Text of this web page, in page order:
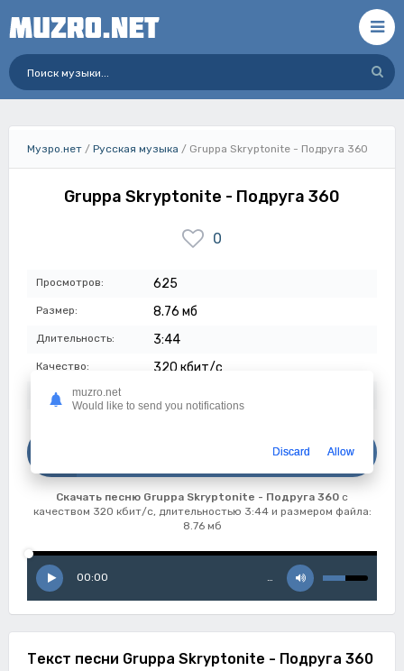
Музро.нет / Русская музыка / Gruppa Skryptonite - Подруга 360
Gruppa Skryptonite - Подруга 360
0
Просмотров: 625
Размер: 8.76 мб
Длительность: 3:44
Качество: 320 кбит/с
Дата:
Скачать песню Gruppa Skryptonite - Подруга 360 с
качеством 320 кбит/с, длительностью 3:44 и размером файла:
8.76 мб
00:00 …
Текст песни Gruppa Skryptonite - Подруга 360
muzro.net
Would like to send you notifications
Discard Allow